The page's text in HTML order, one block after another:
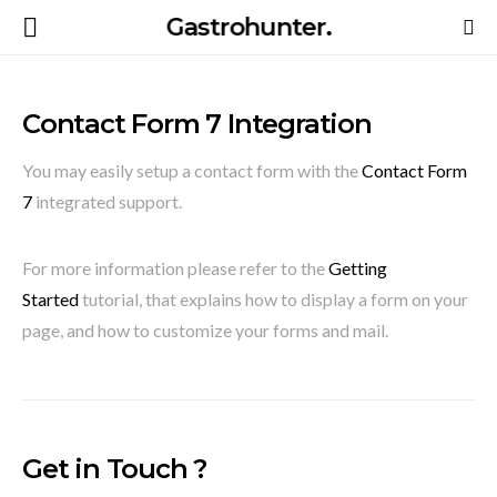
Gastrohunter.
Contact Form 7 Integration
You may easily setup a contact form with theContact Form
7 integrated support.
For more information please refer to theGetting
Startedtutorial, that explains how to display a form on your
page, and how to customize your forms and mail.
Get in Touch ?